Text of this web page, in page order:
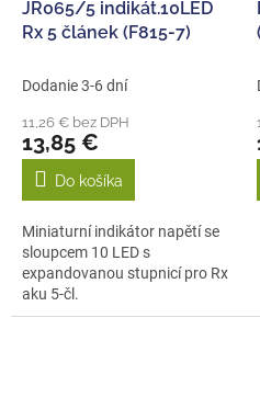
JR065/5 indikát.10LED
Rx 5 článek (F815-7)
Dodanie 3-6 dní
11,26 € bez DPH
13,85 €
Do košíka
Miniaturní indikátor napětí se
sloupcem 10 LED s
expandovanou stupnicí pro Rx
aku 5-čl.